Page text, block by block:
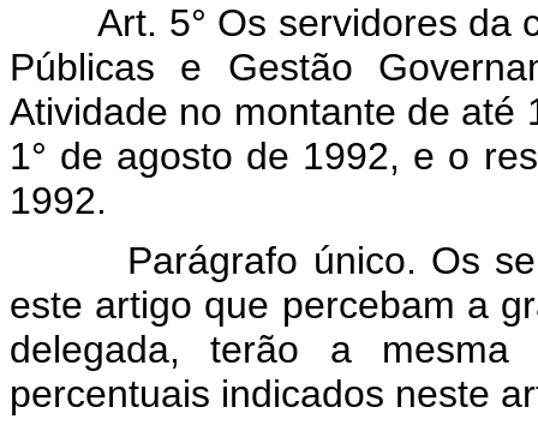
Art. 5° Os servidores da
Públicas e Gestão
Atividade no montante de até
1° de agosto de 1992, e o
1992.
Parágrafo único. Os
este artigo que percebam a
delegada, terão a
percentuais indicados neste